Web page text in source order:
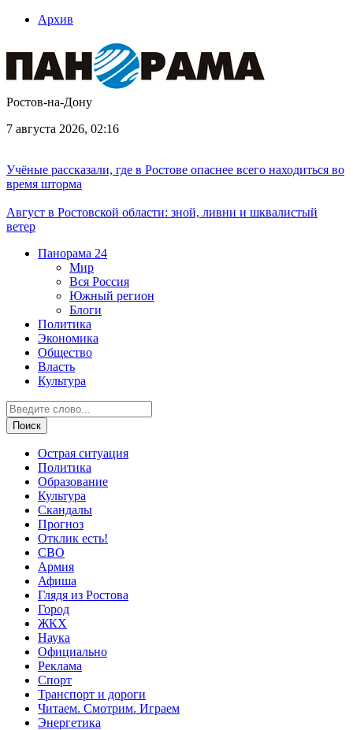
Архив
Ростов-на-Дону
7 августа 2026, 02:16
Учёные рассказали, где в Ростове опаснее всего находиться во
время шторма
Август в Ростовской области: зной, ливни и шквалистый
ветер
Панорама 24
Мир
Вся Россия
Южный регион
Блоги
Политика
Экономика
Общество
Власть
Культура
Острая ситуация
Политика
Образование
Культура
Скандалы
Прогноз
Отклик есть!
СВО
Армия
Афиша
Глядя из Ростова
Город
ЖКХ
Наука
Официально
Реклама
Спорт
Транспорт и дороги
Читаем. Смотрим. Играем
Энергетика